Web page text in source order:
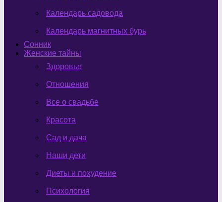
Календарь садовода
Календарь магнитных бурь
Сонник
Женские тайны
Здоровье
Отношения
Все о свадьбе
Красота
Сад и дача
Наши дети
Диеты и похудение
Психология